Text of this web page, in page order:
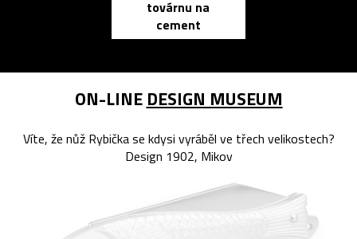
továrnu na
cement
ON-LINE DESIGN MUSEUM
Víte, že nůž Rybička se kdysi vyráběl ve třech velikostech?
Design 1902, Mikov